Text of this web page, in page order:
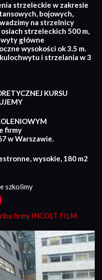
strzeleckie w zakresie
bojowych,
na strzelnicy
osiach strzeleckich 500 m,
główne
wysokości ok 3.5 m.
i strzelania w 3
KURSU
firmy
w Warszawie.
wysokie, 180 m2
szkolimy
firmy INCOLT FILM